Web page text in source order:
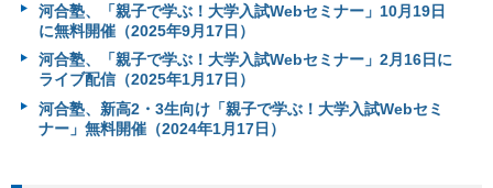
河合塾、「親子で学ぶ！大学入試Webセミナー」10月19日
に無料開催（2025年9月17日）
河合塾、「親子で学ぶ！大学入試Webセミナー」2月16日に
ライブ配信（2025年1月17日）
河合塾、新高2・3生向け「親子で学ぶ！大学入試Webセミ
ナー」無料開催（2024年1月17日）